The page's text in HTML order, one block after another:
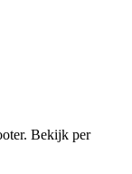
Bekijk per